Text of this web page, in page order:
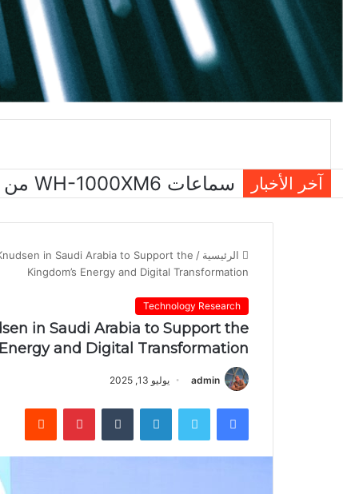
آخر الأخبار
الرئيسية /
in Saudi Arabia to Support the
Kingdom’s Energy and Digital Transformation
Technology Research
in Saudi Arabia to Support the
and Digital Transformation
admin يوليو 13, 2025
فيسبوك تويتر لينكدإن بينتيريست